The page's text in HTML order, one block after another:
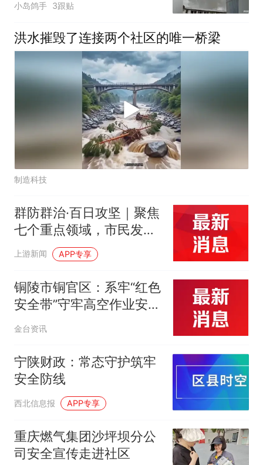
小岛鸽手 3跟贴
洪水摧毁了连接两个社区的唯一桥梁
制造科技
群防群治·百日攻坚｜聚焦
七个重点领域，市民发现
安全隐患可随手拍、即时
上游新闻 APP专享
铜陵市铜官区：系牢“红色
安全带”守牢高空作业安全
生命线
金台资讯
宁陕财政：常态守护筑牢
安全防线
西北信息报 APP专享
重庆燃气集团沙坪坝分公
司安全宣传走进社区